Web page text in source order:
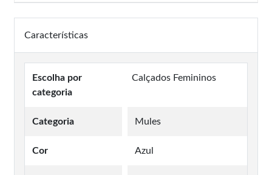
Características
Escolha por
categoria
Calçados Femininos
Categoria Mules
Cor Azul